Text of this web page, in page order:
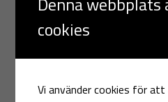
inne i ringen, och fulla
situation…”
Jesper
cookies
Vi använder cookies för